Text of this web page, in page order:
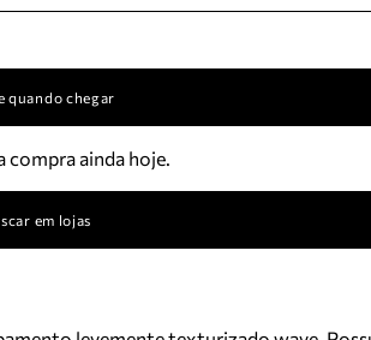
quando chegar
compra ainda hoje.
em lojas